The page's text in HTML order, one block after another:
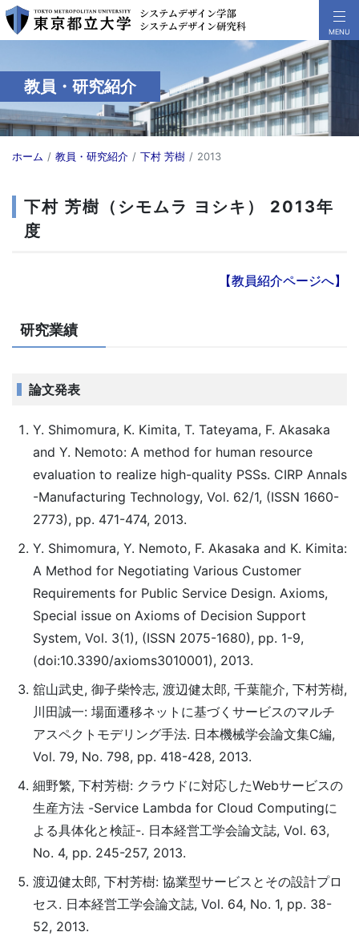
教員・研究紹介
ホーム 教員・研究紹介 下村 芳樹 2013
下村 芳樹（シモムラ ヨシキ） 2013年
度
【教員紹介ページへ】
研究業績
論文発表
Y. Shimomura, K. Kimita, T. Tateyama, F. Akasaka
and Y. Nemoto: A method for human resource
evaluation to realize high-quality PSSs. CIRP Annals
-Manufacturing Technology, Vol. 62/1, (ISSN 1660-
2773), pp. 471-474, 2013.
Y. Shimomura, Y. Nemoto, F. Akasaka and K. Kimita:
A Method for Negotiating Various Customer
Requirements for Public Service Design. Axioms,
Special issue on Axioms of Decision Support
System, Vol. 3(1), (ISSN 2075-1680), pp. 1-9,
(doi:10.3390/axioms3010001), 2013.
舘山武史, 御子柴怜志, 渡辺健太郎, 千葉龍介, 下村芳樹,
川田誠一: 場面遷移ネットに基づくサービスのマルチ
アスペクトモデリング手法. 日本機械学会論文集C編,
Vol. 79, No. 798, pp. 418-428, 2013.
細野繁, 下村芳樹: クラウドに対応したWebサービスの
生産方法 -Service Lambda for Cloud Computingに
よる具体化と検証-. 日本経営工学会論文誌, Vol. 63,
No. 4, pp. 245-257, 2013.
渡辺健太郎, 下村芳樹: 協業型サービスとその設計プロ
セス. 日本経営工学会論文誌, Vol. 64, No. 1, pp. 38-
52, 2013.